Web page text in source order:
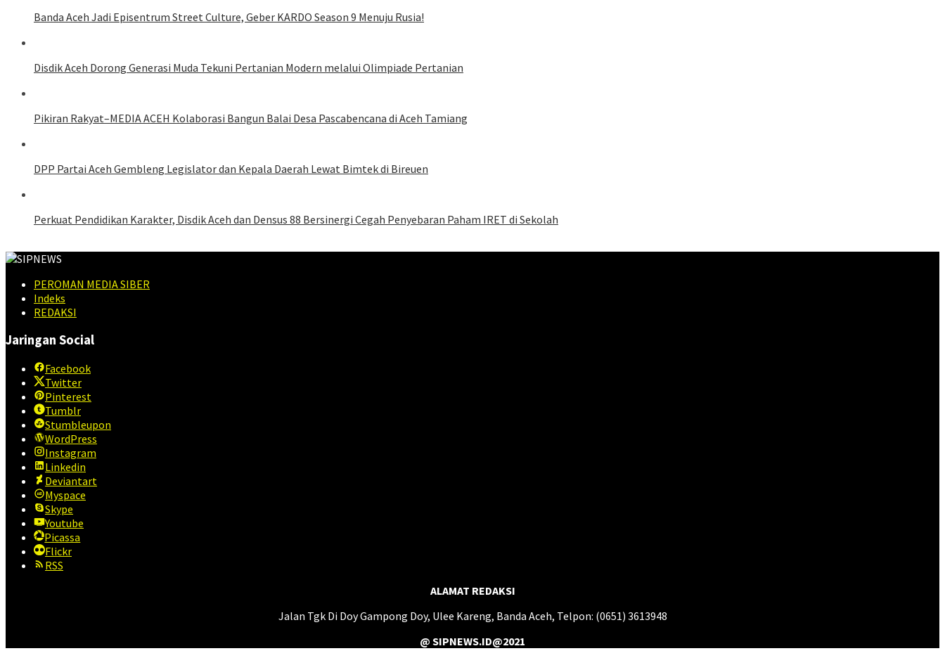
Banda Aceh Jadi Episentrum Street Culture, Geber KARDO Season 9 Menuju Rusia!
Disdik Aceh Dorong Generasi Muda Tekuni Pertanian Modern melalui Olimpiade Pertanian
Pikiran Rakyat–MEDIA ACEH Kolaborasi Bangun Balai Desa Pascabencana di Aceh Tamiang
DPP Partai Aceh Gembleng Legislator dan Kepala Daerah Lewat Bimtek di Bireuen
Perkuat Pendidikan Karakter, Disdik Aceh dan Densus 88 Bersinergi Cegah Penyebaran Paham IRET di Sekolah
PEROMAN MEDIA SIBER
Indeks
REDAKSI
Jaringan Social
Facebook
Twitter
Pinterest
Tumblr
Stumbleupon
WordPress
Instagram
Linkedin
Deviantart
Myspace
Skype
Youtube
Picassa
Flickr
RSS
ALAMAT REDAKSI
Jalan Tgk Di Doy Gampong Doy, Ulee Kareng, Banda Aceh, Telpon: (0651) 3613948
@ SIPNEWS.ID@2021